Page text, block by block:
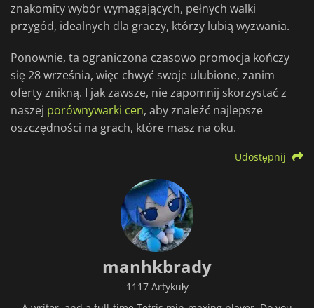
znakomity wybór wymagających, pełnych walki
przygód, idealnych dla graczy, którzy lubią wyzwania.
Ponownie, ta ograniczona czasowo promocja kończy
się 28 września, więc chwyć swoje ulubione, zanim
oferty znikną. I jak zawsze, nie zapomnij skorzystać z
naszej porównywarki cen, aby znaleźć najlepsze
oszczędności na grach, które masz na oku.
Udostępnij
manhkbrady
1117 Artykuły